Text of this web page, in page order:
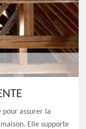
pour assurer la
Elle supporte